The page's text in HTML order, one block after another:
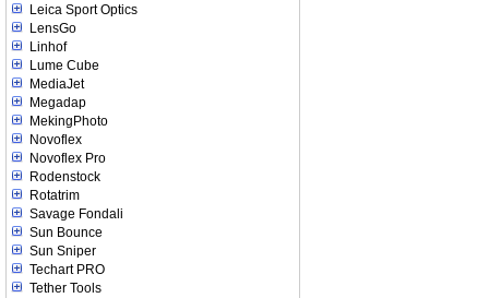
Leica Sport Optics
LensGo
Linhof
Lume Cube
MediaJet
Megadap
MekingPhoto
Novoflex
Novoflex Pro
Rodenstock
Rotatrim
Savage Fondali
Sun Bounce
Sun Sniper
Techart PRO
Tether Tools